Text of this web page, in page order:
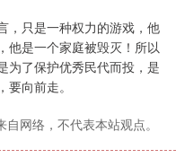
，只是一种权力的游戏，他
他是一个家庭被毁灭！所以
为了保护优秀民代而投，是
向前走。
网络，不代表本站观点。